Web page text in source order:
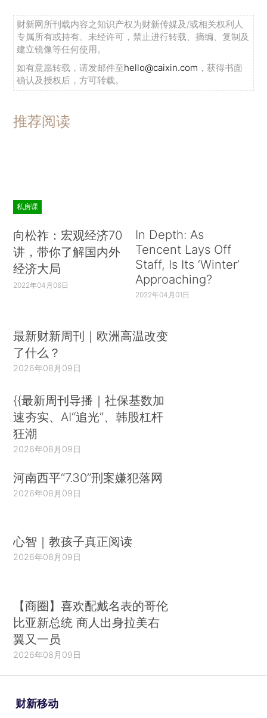
财新网所刊载内容之知识产权为财新传媒及/或相关权利人
专属所有或持有。未经许可，禁止进行转载、摘编、复制及
建立镜像等任何使用。
如有意愿转载，请发邮件至hello@caixin.com ，获得书面
确认及授权后，方可转载。
推荐阅读
私房课
向松祚：宏观经济70
讲，带你了解国内外
经济大局
2022年04月06日
In Depth: As
Tencent Lays Off
Staff, Is Its ‘Winter’
Approaching?
2022年04月01日
最新财新周刊｜欧洲高温改变
了什么？
2026年08月09日
{{最新周刊导播｜社保基数加
速夯实、AI“追光”、韩股杠杆
狂潮
2026年08月09日
河南西平“7.30”刑案嫌犯落网
2026年08月09日
心智｜教孩子真正阅读
2026年08月09日
【商圈】喜欢配戴名表的哥伦
比亚新总统 商人出身拉美右
翼又一员
2026年08月09日
财新移动